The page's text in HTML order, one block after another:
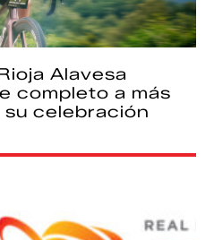
Alavesa
completo a más
celebración